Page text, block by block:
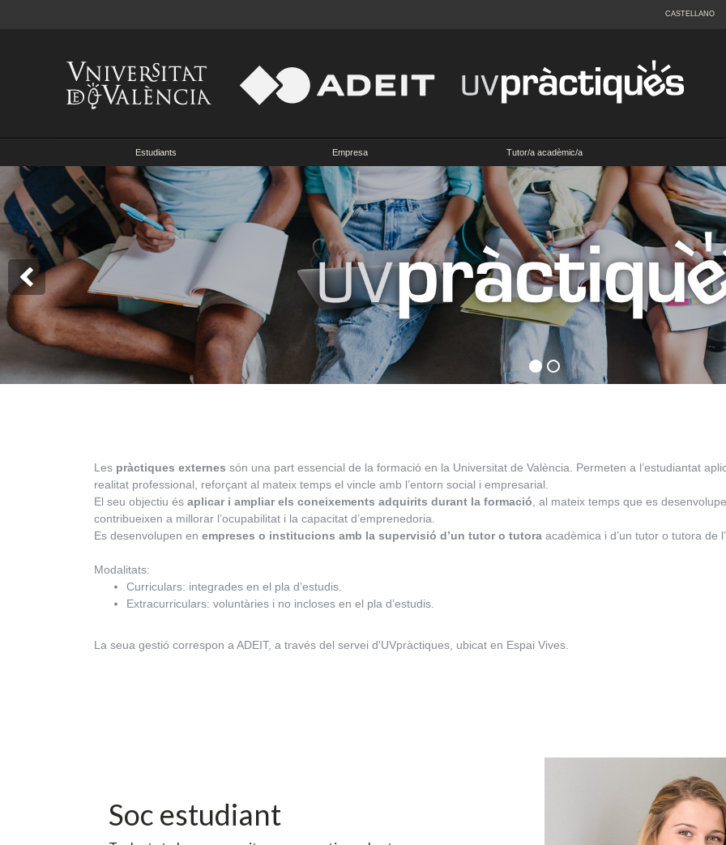
CASTELLANO
Estudiants Empresa Tutor/a acadèmic/a
Les pràctiques externes són una part essencial de la formació en la Universitat de València. Permeten a l’estudiantat
realitat professional, reforçant al mateix temps el vincle amb l’entorn social i empresarial.
El seu objectiu ésaplicar i ampliar els coneixements adquirits durant la formació , al mateix temps que es
contribueixen a millorar l’ocupabilitat i la capacitat d’emprenedoria.
Es desenvolupen enempreses o institucions amb la supervisió d’un tutor o tutora acadèmica i d’un tutor o tutora de
Modalitats:
Curriculars: integrades en el pla d’estudis.
Extracurriculars: voluntàries i no incloses en el pla d’estudis.
La seua gestió correspon a ADEIT, a través del servei d'UVpràctiques, ubicat en Espai Vives.
Soc estudiant